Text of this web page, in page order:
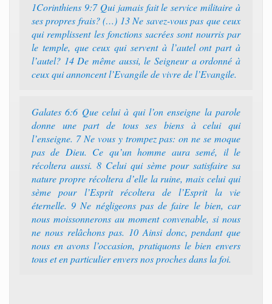
1Corinthiens 9:7 Qui jamais fait le service militaire à
ses propres frais? (…) 13 Ne savez-vous pas que ceux
qui remplissent les fonctions sacrées sont nourris par
le temple, que ceux qui servent à l’autel ont part à
l’autel? 14 De même aussi, le Seigneur a ordonné à
ceux qui annoncent l’Evangile de vivre de l’Evangile.
Galates 6:6 Que celui à qui l’on enseigne la parole
donne une part de tous ses biens à celui qui
l’enseigne. 7 Ne vous y trompez pas: on ne se moque
pas de Dieu. Ce qu’un homme aura semé, il le
récoltera aussi. 8 Celui qui sème pour satisfaire sa
nature propre récoltera d’elle la ruine, mais celui qui
sème pour l’Esprit récoltera de l’Esprit la vie
éternelle. 9 Ne négligeons pas de faire le bien, car
nous moissonnerons au moment convenable, si nous
ne nous relâchons pas. 10 Ainsi donc, pendant que
nous en avons l’occasion, pratiquons le bien envers
tous et en particulier envers nos proches dans la foi.